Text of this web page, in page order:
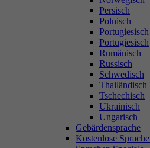
Persisch
Polnisch
Portugiesisch
Rumänisch
Russisch
Schwedisch
Thailändisch
Tschechisch
Ukrainisch
Ungarisch
Gebärdensprache
Kostenlose